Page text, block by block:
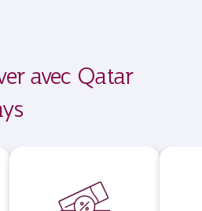
avec Qatar